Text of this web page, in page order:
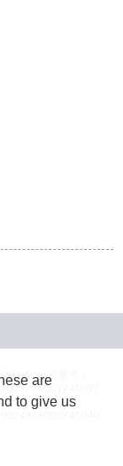
JASRAC許諾番号：
9024936001Y45037
JASRAC許諾番号：
are
to give us